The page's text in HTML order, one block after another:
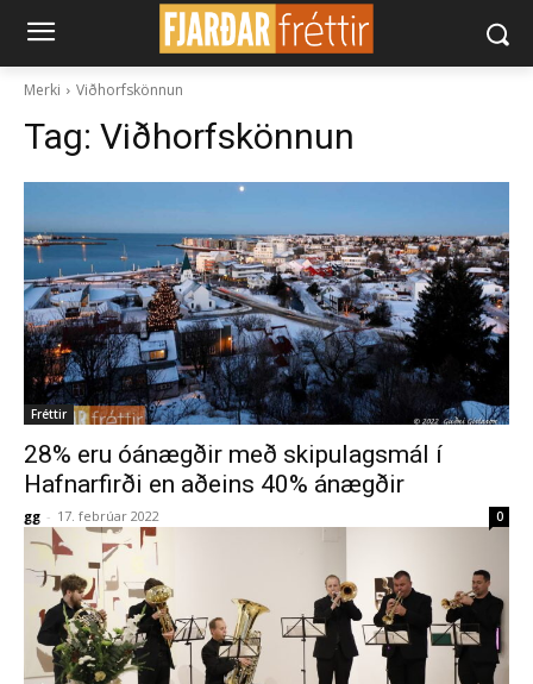
Merki Viðhorfskönnun
Tag: Viðhorfskönnun
Fréttir
28% eru óánægðir með skipulagsmál í
Hafnarfirði en aðeins 40% ánægðir
gg - 17. febrúar 2022 0